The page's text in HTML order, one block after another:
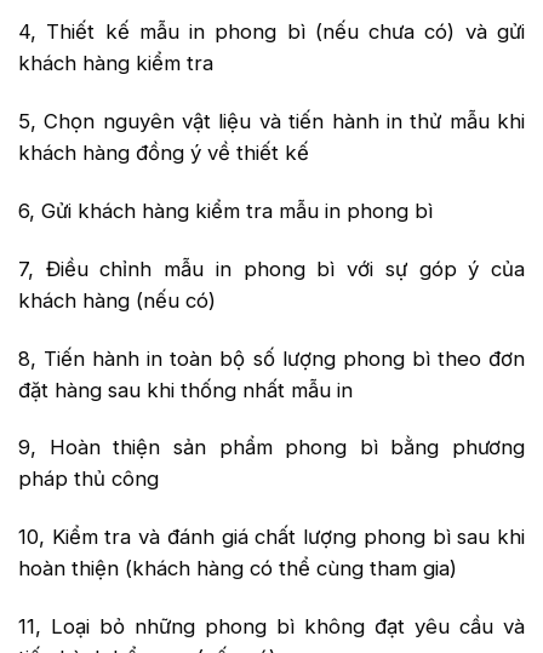
4, Thiết kế mẫu in phong bì (nếu chưa có) và gửi
khách hàng kiểm tra
5, Chọn nguyên vật liệu và tiến hành in thử mẫu khi
khách hàng đồng ý về thiết kế
6, Gửi khách hàng kiểm tra mẫu in phong bì
7, Điều chỉnh mẫu in phong bì với sự góp ý của
khách hàng (nếu có)
8, Tiến hành in toàn bộ số lượng phong bì theo đơn
đặt hàng sau khi thống nhất mẫu in
9, Hoàn thiện sản phẩm phong bì bằng phương
pháp thủ công
10, Kiểm tra và đánh giá chất lượng phong bì sau khi
hoàn thiện (khách hàng có thể cùng tham gia)
11, Loại bỏ những phong bì không đạt yêu cầu và